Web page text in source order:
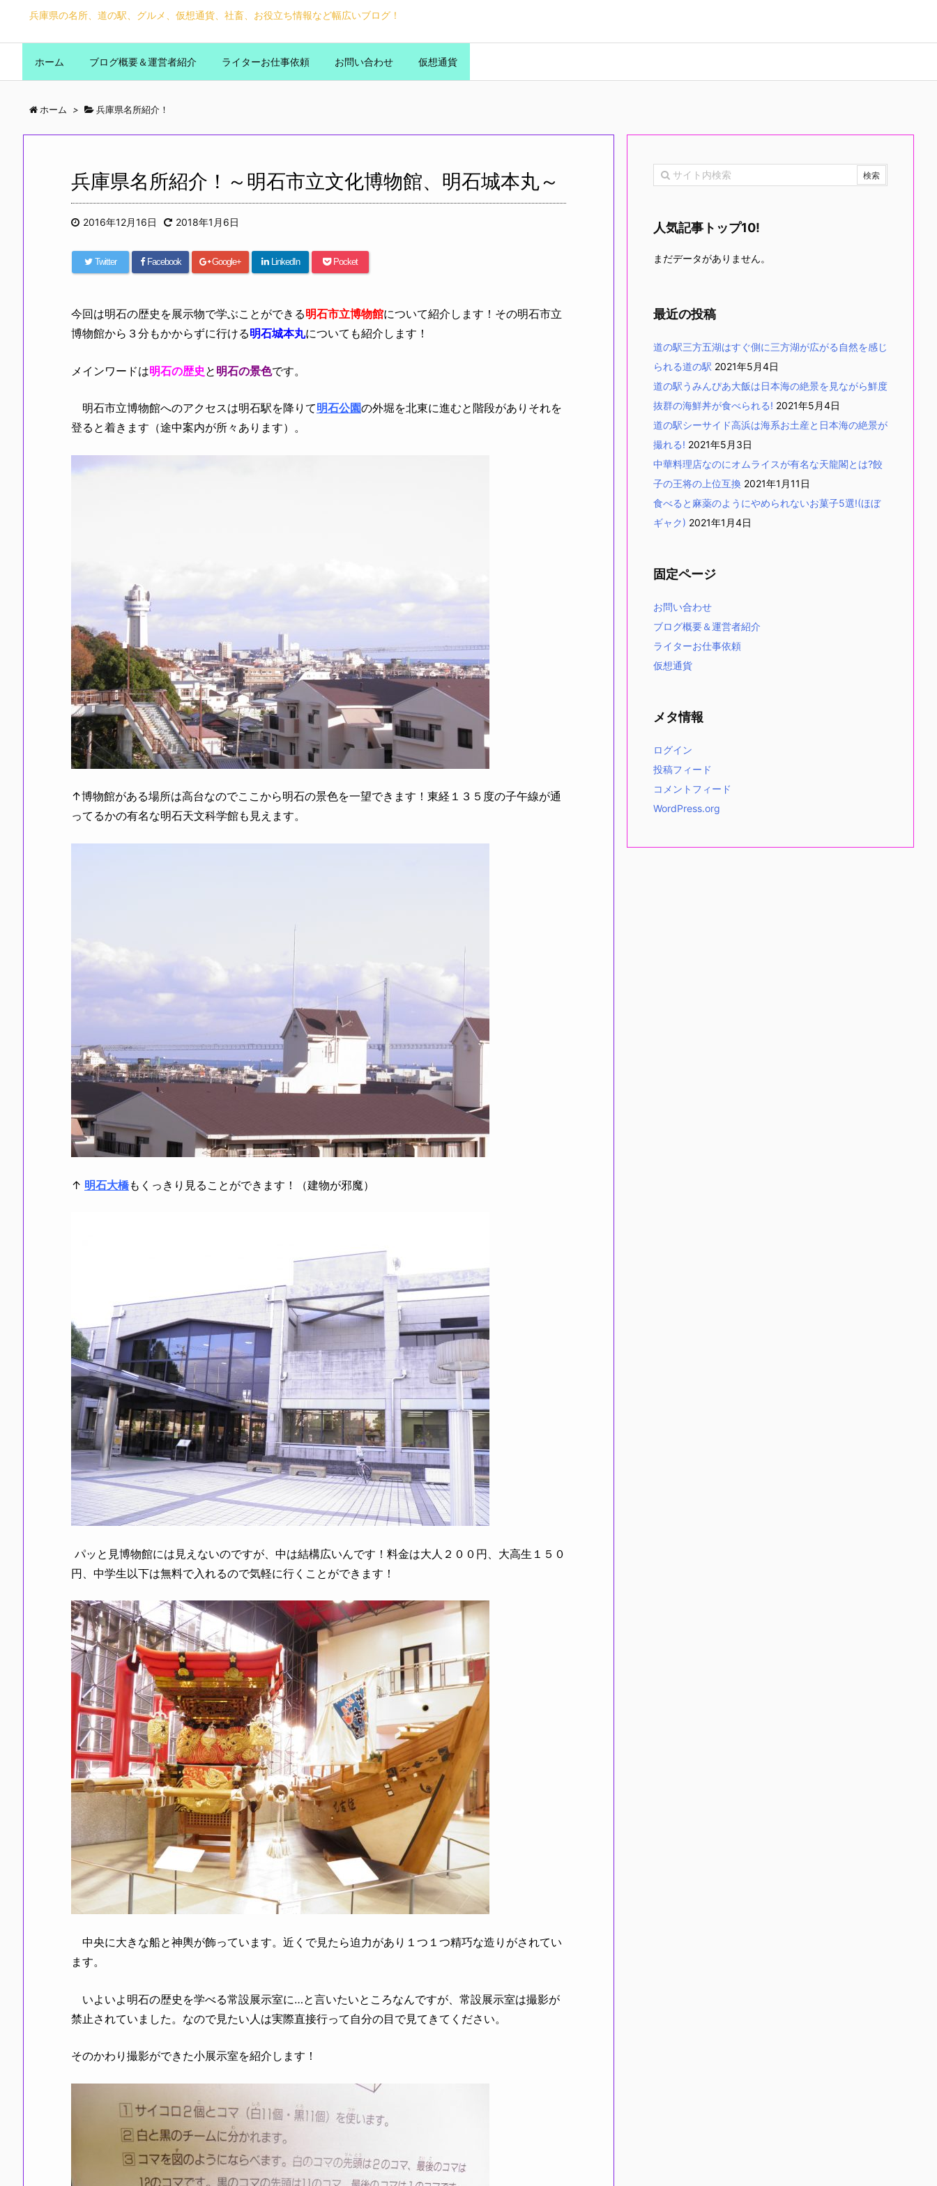
兵庫県の名所、道の駅、グルメ、仮想通貨、社畜、お役立ち情報など幅広いブログ！
ホーム ブログ概要＆運営者紹介 ライターお仕事依頼 お問い合わせ 仮想通貨
ホーム > 兵庫県名所紹介！
兵庫県名所紹介！～明石市立文化博物館、明石城本丸～
2016年12月16日 2018年1月6日
Twitter Facebook Google+ LinkedIn Pocket
今回は明石の歴史を展示物で学ぶことができる明石市立博物館について紹介します！その明石市立
博物館から３分もかからずに行ける明石城本丸についても紹介します！
メインワードは明石の歴史 と 明石の景色です。
明石市立博物館へのアクセスは明石駅を降りて明石公園の外堀を北東に進むと階段がありそれを
登ると着きます（途中案内が所々あります）。
↑博物館がある場所は高台なのでここから明石の景色を一望できます！東経１３５度の子午線が通
ってるかの有名な明石天文科学館も見えます。
↑ 明石大橋もくっきり見ることができます！（建物が邪魔）
パッと見博物館には見えないのですが、中は結構広いんです！料金は大人２００円、大高生１５０
円、中学生以下は無料で入れるので気軽に行くことができます！
中央に大きな船と神輿が飾っています。近くで見たら迫力があり１つ１つ精巧な造りがされてい
ます。
いよいよ明石の歴史を学べる常設展示室に…と言いたいところなんですが、常設展示室は撮影が
禁止されていました。なので見たい人は実際直接行って自分の目で見てきてください。
そのかわり撮影ができた小展示室を紹介します！
人気記事トップ10!
まだデータがありません。
最近の投稿
道の駅三方五湖はすぐ側に三方湖が広がる自然を感じ
られる道の駅 2021年5月4日
道の駅うみんぴあ大飯は日本海の絶景を見ながら鮮度
抜群の海鮮丼が食べられる! 2021年5月4日
道の駅シーサイド高浜は海系お土産と日本海の絶景が
撮れる! 2021年5月3日
中華料理店なのにオムライスが有名な天龍閣とは?餃
子の王将の上位互換 2021年1月11日
食べると麻薬のようにやめられないお菓子5選!(ほぼ
ギャク) 2021年1月4日
固定ページ
お問い合わせ
ブログ概要＆運営者紹介
ライターお仕事依頼
仮想通貨
メタ情報
ログイン
投稿フィード
コメントフィード
WordPress.org